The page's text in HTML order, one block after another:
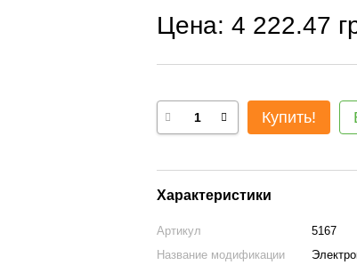
Цена: 4 222.47
Купить!
Характеристики
Артикул
5167
Название модификации